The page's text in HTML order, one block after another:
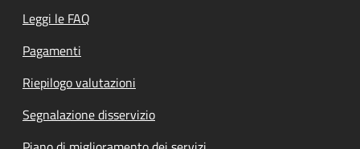
Leggi le FAQ
Pagamenti
Riepilogo valutazioni
Segnalazione disservizio